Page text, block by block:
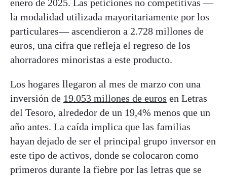
enero de 2025. Las peticiones no competitivas —
la modalidad utilizada mayoritariamente por los
particulares— ascendieron a 2.728 millones de
euros, una cifra que refleja el regreso de los
ahorradores minoristas a este producto.
Los hogares llegaron al mes de marzo con una
inversión de 19.053 millones de euros en Letras
del Tesoro, alrededor de un 19,4% menos que un
año antes. La caída implica que las familias
hayan dejado de ser el principal grupo inversor en
este tipo de activos, donde se colocaron como
primeros durante la fiebre por las letras que se